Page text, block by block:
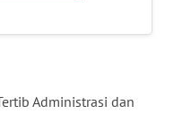
Administrasi dan